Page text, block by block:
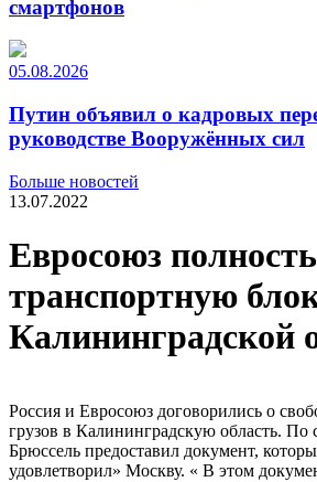
смартфонов
05.08.2026
Путин объявил о кадровых
руководстве Вооружённых сил
Больше новостей
13.07.2022
Евросоюз
транспортную
Калининградской
Россия и Евросоюз договорились о
грузов в Калининградскую область.
Брюссель предоставил документ,
удовлетворил» Москву. « В этом